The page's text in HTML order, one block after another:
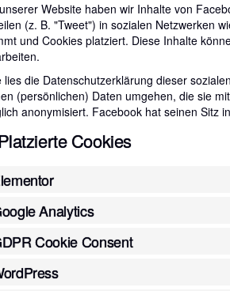
Website haben wir Inhalte von
(z. B. "Tweet") in sozialen Netzwerken
und Cookies platziert. Diese Inhalte
lies die Datenschutzerklärung dieser
(persönlichen) Daten umgehen, die sie
anonymisiert. Facebook hat seinen Sitz
Cookies
Analytics
Cookie Consent